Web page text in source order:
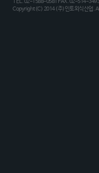
TEL. 02-1588-0581 FAX. 02-514-
Copyright(C) 2014 (주)인토외식산업.